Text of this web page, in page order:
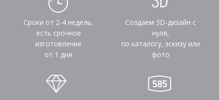
Сроки от 2-4 недель,
есть срочное
изготовление
от 1 дня
Создаем 3D-дизайн с
нуля,
по каталогу, эскизу или
фото